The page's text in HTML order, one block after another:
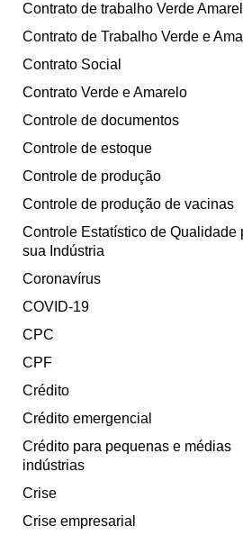
Contrato de trabalho Verde
Contrato de Trabalho Verde e
Contrato Social
Contrato Verde e Amarelo
Controle de documentos
Controle de estoque
Controle de produção
Controle de produção de vacinas
Controle Estatístico de Qualidade
sua Indústria
Coronavírus
COVID-19
CPC
CPF
Crédito
Crédito emergencial
Crédito para pequenas e médias
indústrias
Crise
Crise empresarial